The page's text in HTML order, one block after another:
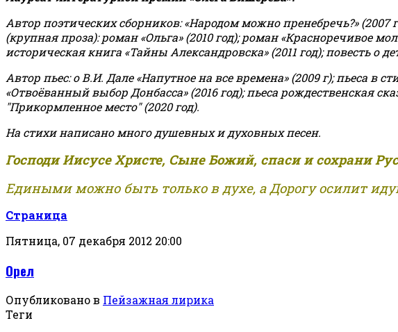
Автор поэтических сборников: «Народом можно пренебречь?» (2007
(крупная проза): роман «Ольга» (2010 год); роман «Красноречивое
историческая книга «Тайны Александровска» (2011 год); повесть о
Автор пьес: о В.И. Дале «Напутное на все времена» (2009 г); пьеса в
«Отвоёванный выбор Донбасса» (2016 год); пьеса рождественская
"Прикормленное место" (2020 год).
На стихи написано много душевных и духовных песен.
Господи Иисусе Христе, Сыне Божий, спаси и сохрани
Едиными можно быть только в духе, а Дорогу осилит
Страница
Пятница, 07 декабря 2012 20:00
Орел
Опубликовано в Пейзажная лирика
Теги